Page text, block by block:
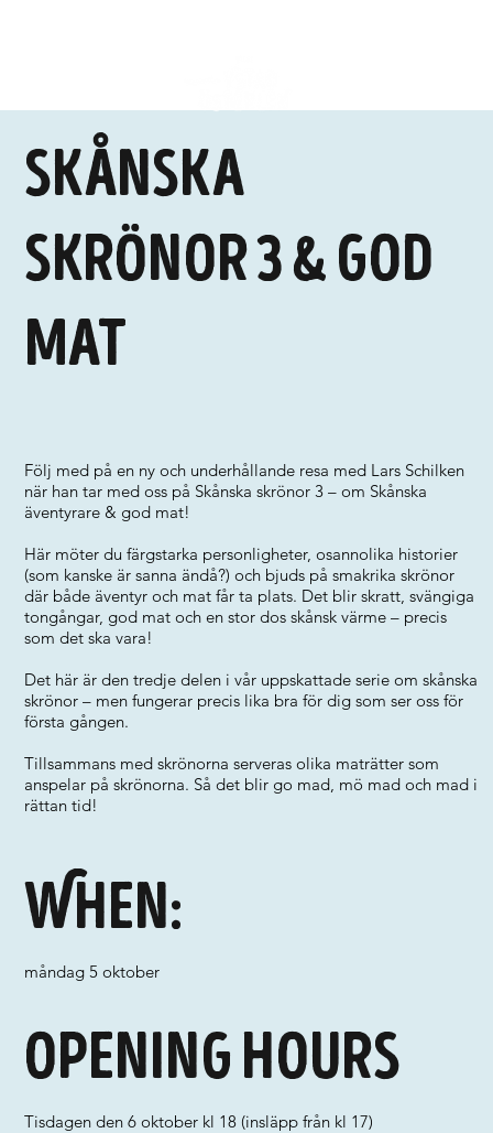
Skånska
skrönor 3 & god
mat
Följ med på en ny och underhållande resa med Lars Schilken
när han tar med oss på Skånska skrönor 3 – om Skånska
äventyrare & god mat!
Här möter du färgstarka personligheter, osannolika historier
(som kanske är sanna ändå?) och bjuds på smakrika skrönor
där både äventyr och mat får ta plats. Det blir skratt, svängiga
tongångar, god mat och en stor dos skånsk värme – precis
som det ska vara!
Det här är den tredje delen i vår uppskattade serie om skånska
skrönor – men fungerar precis lika bra för dig som ser oss för
första gången.
Tillsammans med skrönorna serveras olika maträtter som
anspelar på skrönorna. Så det blir go mad, mö mad och mad i
rättan tid!
When:
måndag 5 oktober
Opening hours
Tisdagen den 6 oktober kl 18 (insläpp från kl 17)